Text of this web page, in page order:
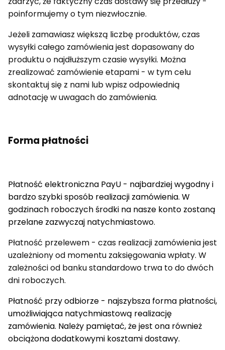
poinformujemy o tym niezwłocznie.
Jeżeli zamawiasz większą liczbę produktów, czas
wysyłki całego zamówienia jest dopasowany do
produktu o najdłuższym czasie wysyłki. Można
zrealizować zamówienie etapami - w tym celu
skontaktuj się z nami lub wpisz odpowiednią
adnotację w uwagach do zamówienia.
Forma płatności
Płatność elektroniczna PayU - najbardziej wygodny i
bardzo szybki sposób realizacji zamówienia. W
godzinach roboczych środki na nasze konto zostaną
przelane zazwyczaj natychmiastowo.
Płatność przelewem - czas realizacji zamówienia jest
uzależniony od momentu zaksięgowania wpłaty. W
zależności od banku standardowo trwa to do dwóch
dni roboczych.
Płatność przy odbiorze - najszybsza forma płatności,
umożliwiająca natychmiastową realizację
zamówienia. Należy pamiętać, że jest ona również
obciążona dodatkowymi kosztami dostawy.